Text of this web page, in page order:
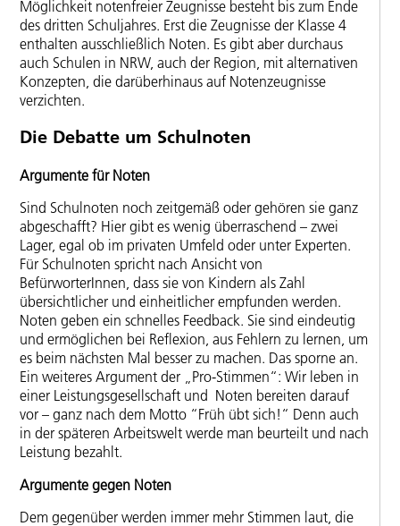
Möglichkeit notenfreier Zeugnisse besteht bis zum Ende
des dritten Schuljahres. Erst die Zeugnisse der Klasse 4
enthalten ausschließlich Noten. Es gibt aber durchaus
auch Schulen in NRW, auch der Region, mit alternativen
Konzepten, die darüberhinaus auf Notenzeugnisse
verzichten.
Die Debatte um Schulnoten
Argumente für Noten
Sind Schulnoten noch zeitgemäß oder gehören sie ganz
abgeschafft? Hier gibt es wenig überraschend – zwei
Lager, egal ob im privaten Umfeld oder unter Experten.
Für Schulnoten spricht nach Ansicht von
BefürworterInnen, dass sie von Kindern als Zahl
übersichtlicher und einheitlicher empfunden werden.
Noten geben ein schnelles Feedback. Sie sind eindeutig
und ermöglichen bei Reflexion, aus Fehlern zu lernen, um
es beim nächsten Mal besser zu machen. Das sporne an.
Ein weiteres Argument der „Pro-Stimmen“: Wir leben in
einer Leistungsgesellschaft und Noten bereiten darauf
vor – ganz nach dem Motto “Früh übt sich!“ Denn auch
in der späteren Arbeitswelt werde man beurteilt und nach
Leistung bezahlt.
Argumente gegen Noten
Dem gegenüber werden immer mehr Stimmen laut, die